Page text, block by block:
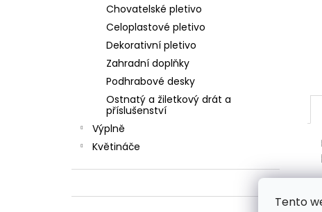
Tento
Chovatelské pletivo
Celoplastové pletivo
Dekorativní pletivo
Zahradní doplňky
Podhrabové desky
Ostnatý a žiletkový drát a
příslušenství
Výplně
Květináče